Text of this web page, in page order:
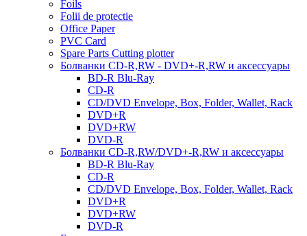
Foils
Folii de protectie
Office Paper
PVC Card
Spare Parts Cutting plotter
Болванки CD-R,RW - DVD+-R,RW и аксессуары
BD-R Blu-Ray
CD-R
CD/DVD Envelope, Box, Folder, Wallet, Rack
DVD+R
DVD+RW
DVD-R
Болванки CD-R,RW/DVD+-R,RW и аксессуары
BD-R Blu-Ray
CD-R
CD/DVD Envelope, Box, Folder, Wallet, Rack
DVD+R
DVD+RW
DVD-R